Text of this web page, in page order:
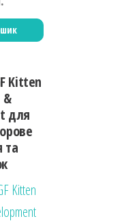
Kitten
&
для
та